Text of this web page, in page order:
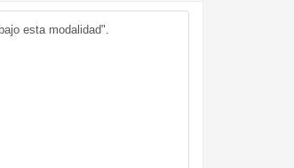
esta modalidad".